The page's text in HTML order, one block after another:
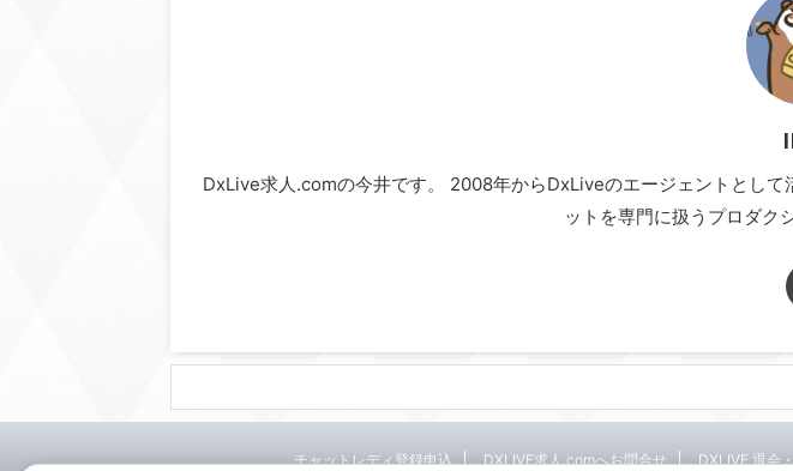
DxLive求人.comの今井です。 2008年からDxLiveのエージェントとし
ットを専門に扱うプロダク
チャットレディ登録申込 DXLIVE求人.comへお問合せ DXLIVE 退会